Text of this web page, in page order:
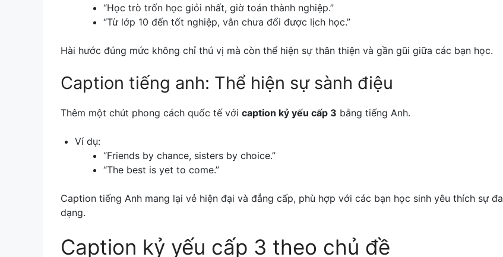
“Học trò trốn học giỏi nhất, giờ toán thành nghiệp.”
“Từ lớp 10 đến tốt nghiệp, vẫn chưa đổi được lịch học.”
Hài hước đúng mức không chỉ thú vị mà còn thể hiện sự thân thiện và gần gũi giữa các bạn học.
Caption tiếng anh: Thể hiện sự sành điệu
Thêm một chút phong cách quốc tế với caption kỷ yếu cấp 3 bằng tiếng Anh.
Ví dụ:
“Friends by chance, sisters by choice.”
“The best is yet to come.”
Caption tiếng Anh mang lại vẻ hiện đại và đẳng cấp, phù hợp với các bạn học sinh yêu thích sự đa
dạng.
Caption kỷ yếu cấp 3 theo chủ đề